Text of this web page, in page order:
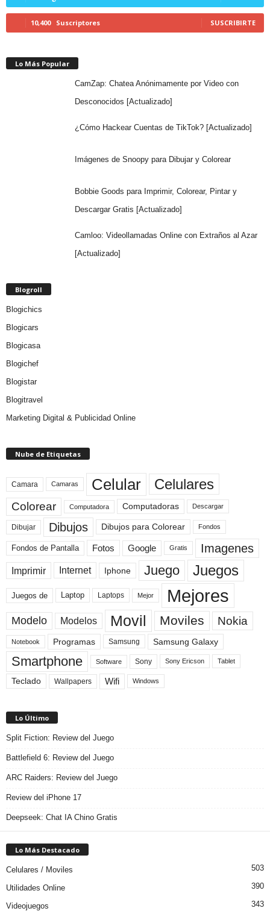
10,400 Suscriptores SUSCRIBIRTE
Lo Más Popular
CamZap: Chatea Anónimamente por Video con
Desconocidos [Actualizado]
¿Cómo Hackear Cuentas de TikTok? [Actualizado]
Imágenes de Snoopy para Dibujar y Colorear
Bobbie Goods para Imprimir, Colorear, Pintar y
Descargar Gratis [Actualizado]
Camloo: Videollamadas Online con Extraños al Azar
[Actualizado]
Blogroll
Blogichics
Blogicars
Blogicasa
Blogichef
Blogistar
Blogitravel
Marketing Digital & Publicidad Online
Nube de Etiquetas
Camara Camaras Celular Celulares
Colorear Computadora Computadoras Descargar
Dibujar Dibujos Dibujos para Colorear Fondos
Fondos de Pantalla Fotos Google Gratis Imagenes
Imprimir Internet Iphone Juego Juegos
Juegos de Laptop Laptops Mejor Mejores
Modelo Modelos Movil Moviles Nokia
Notebook Programas Samsung Samsung Galaxy
Smartphone Software Sony Sony Ericson Tablet
Teclado Wallpapers Wifi Windows
Lo Último
Split Fiction: Review del Juego
Battlefield 6: Review del Juego
ARC Raiders: Review del Juego
Review del iPhone 17
Deepseek: Chat IA Chino Gratis
Lo Más Destacado
Celulares / Moviles 503
Utilidades Online 390
Videojuegos 343